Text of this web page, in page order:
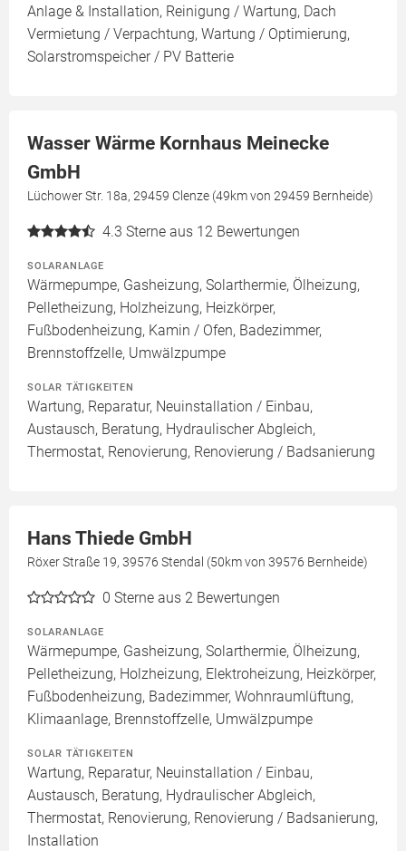
Anlage & Installation, Reinigung / Wartung, Dach
Vermietung / Verpachtung, Wartung / Optimierung,
Solarstromspeicher / PV Batterie
Wasser Wärme Kornhaus Meinecke
GmbH
Lüchower Str. 18a, 29459 Clenze (49km von 29459 Bernheide)
4.3 Sterne aus 12 Bewertungen
SOLARANLAGE
Wärmepumpe, Gasheizung, Solarthermie, Ölheizung,
Pelletheizung, Holzheizung, Heizkörper,
Fußbodenheizung, Kamin / Ofen, Badezimmer,
Brennstoffzelle, Umwälzpumpe
SOLAR TÄTIGKEITEN
Wartung, Reparatur, Neuinstallation / Einbau,
Austausch, Beratung, Hydraulischer Abgleich,
Thermostat, Renovierung, Renovierung / Badsanierung
Hans Thiede GmbH
Röxer Straße 19, 39576 Stendal (50km von 39576 Bernheide)
0 Sterne aus 2 Bewertungen
SOLARANLAGE
Wärmepumpe, Gasheizung, Solarthermie, Ölheizung,
Pelletheizung, Holzheizung, Elektroheizung, Heizkörper,
Fußbodenheizung, Badezimmer, Wohnraumlüftung,
Klimaanlage, Brennstoffzelle, Umwälzpumpe
SOLAR TÄTIGKEITEN
Wartung, Reparatur, Neuinstallation / Einbau,
Austausch, Beratung, Hydraulischer Abgleich,
Thermostat, Renovierung, Renovierung / Badsanierung,
Installation